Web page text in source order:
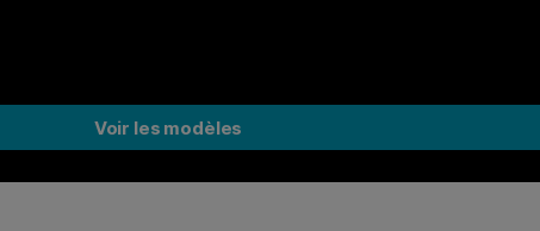
Voir les modèles